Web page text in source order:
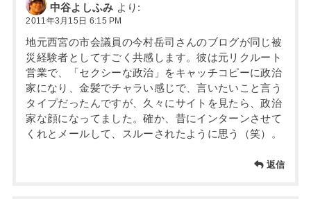
中谷よしふみ より:
2011年3月15日 6:15 PM
地元西宮の市会議員の今村岳司さんのブログが同じ被
災経験者としてすごく共感します。彼は元リクルート
営業で、「セクシーな政治」をキャッチコピーに政治
家になり、金髪でチャラい感じで、言いたいこと言う
タイプだったんですが、久々にサイトを見たら、政治
家な顔になってました。確か、昔にインターンさせて
くれとメールして、スルーされたように思う（笑）。
返信